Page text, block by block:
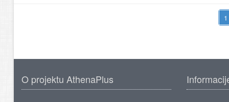
O projektu AthenaPlus